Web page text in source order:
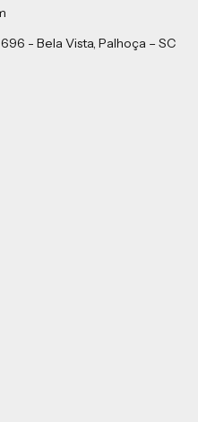
- Bela Vista, Palhoça – SC